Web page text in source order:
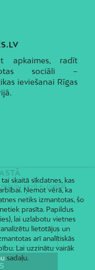
apkaimes, radīt
sociāli –
ieviešanai Rīgas
savā e-pastā!
skaitā sīkdatnes, kas
Ņemot vērā, ka
netiks izmantotas, šo
prasīta. Papildus
lai uzlabotu vietnes
lietotājus un
arī analītiskās
Lai uzzinātu vairāk
sadaļu.